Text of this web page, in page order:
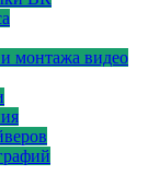
монтажа видео